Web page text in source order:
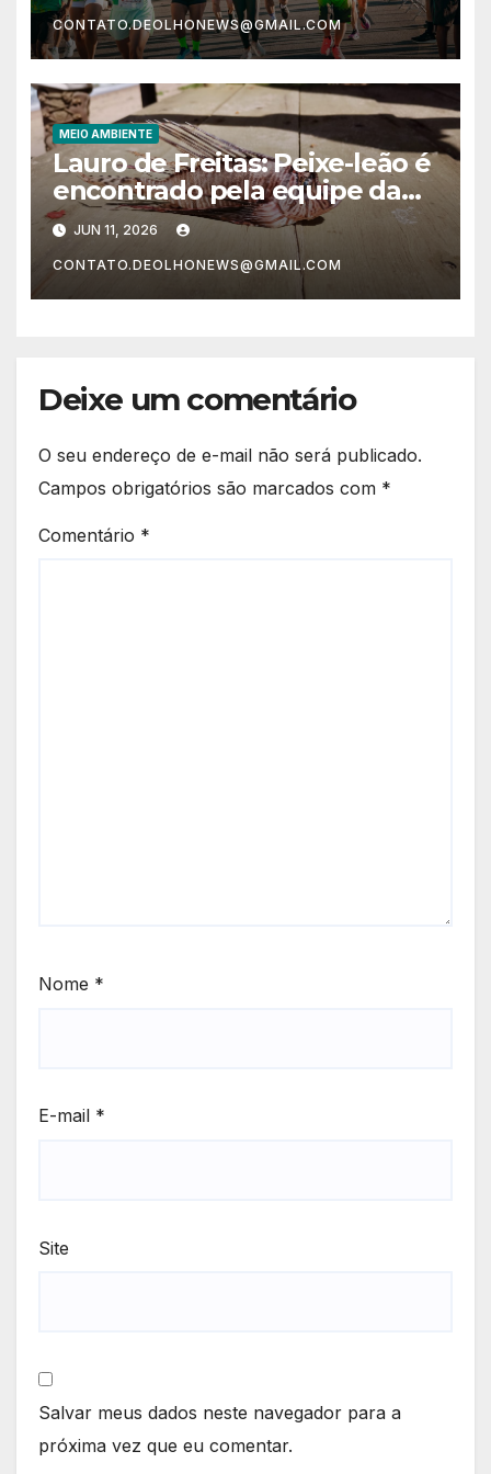
CONTATO.DEOLHONEWS@GMAIL.COM
MEIO AMBIENTE
Lauro de Freitas: Peixe-leão é
encontrado pela equipe da
Salvamar em praia do
município
JUN 11, 2026
CONTATO.DEOLHONEWS@GMAIL.COM
Deixe um comentário
O seu endereço de e-mail não será publicado.
Campos obrigatórios são marcados com *
Comentário *
Nome *
E-mail *
Site
Salvar meus dados neste navegador para a
próxima vez que eu comentar.